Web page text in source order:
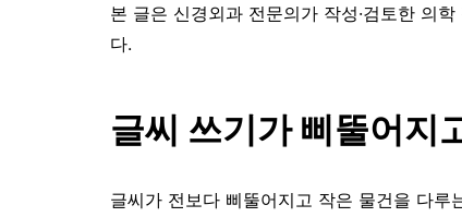
본 글은 신경외과 전문의가 작성·검토한 의
다.
글씨 쓰기가 삐뚤어지
글씨가 전보다 삐뚤어지고 작은 물건을 다